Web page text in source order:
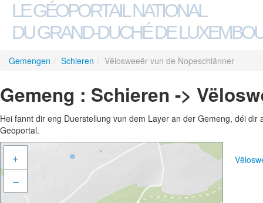
LE GÉOPORTAIL NATIONAL
DU GRAND-DUCHÉ DE
Gemengen / Schieren / Vëlosweeër vun de Nopeschlänner
Gemeng : Schieren ->
Hei fannt dir eng Duerstellung vun dem Layer an der Gemeng, déi
Geoportal.
+
–